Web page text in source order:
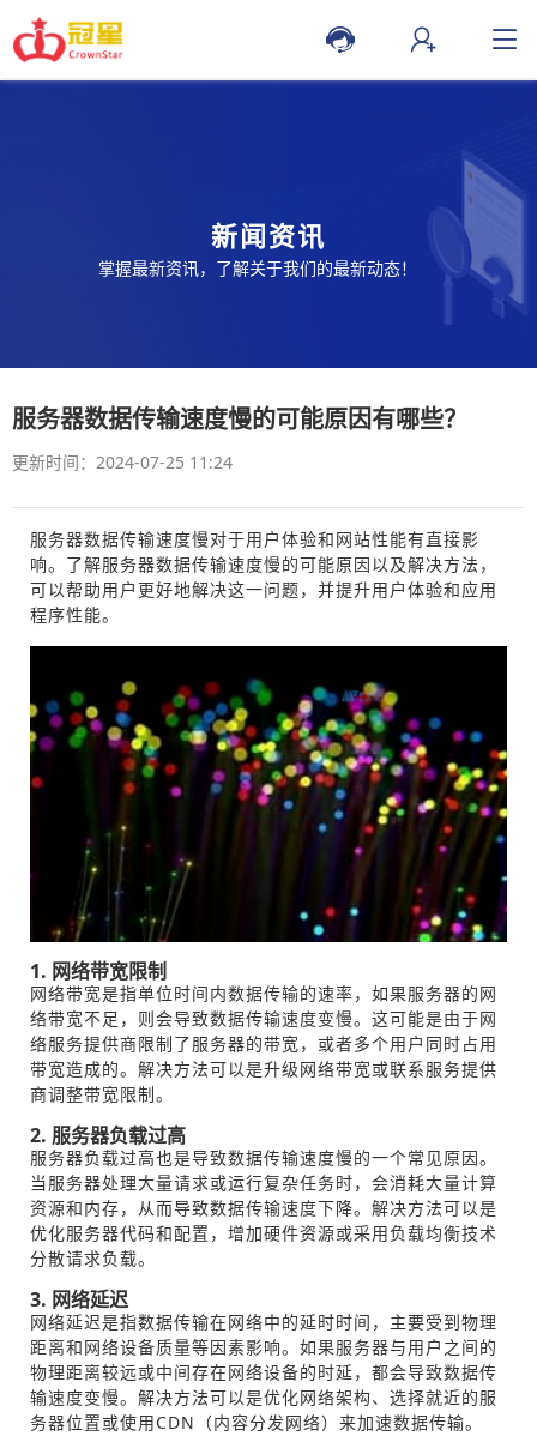
新闻资讯
掌握最新资讯，了解关于我们的最新动态！
服务器数据传输速度慢的可能原因有哪些？
更新时间：2024-07-25 11:24
服务器数据传输速度慢对于用户体验和网站性能有直接影
响。了解服务器数据传输速度慢的可能原因以及解决方法，
可以帮助用户更好地解决这一问题，并提升用户体验和应用
程序性能。
1. 网络带宽限制
网络带宽是指单位时间内数据传输的速率，如果服务器的网
络带宽不足，则会导致数据传输速度变慢。这可能是由于网
络服务提供商限制了服务器的带宽，或者多个用户同时占用
带宽造成的。解决方法可以是升级网络带宽或联系服务提供
商调整带宽限制。
2. 服务器负载过高
服务器负载过高也是导致数据传输速度慢的一个常见原因。
当服务器处理大量请求或运行复杂任务时，会消耗大量计算
资源和内存，从而导致数据传输速度下降。解决方法可以是
优化服务器代码和配置，增加硬件资源或采用负载均衡技术
分散请求负载。
3. 网络延迟
网络延迟是指数据传输在网络中的延时时间，主要受到物理
距离和网络设备质量等因素影响。如果服务器与用户之间的
物理距离较远或中间存在网络设备的时延，都会导致数据传
输速度变慢。解决方法可以是优化网络架构、选择就近的服
务器位置或使用CDN（内容分发网络）来加速数据传输。